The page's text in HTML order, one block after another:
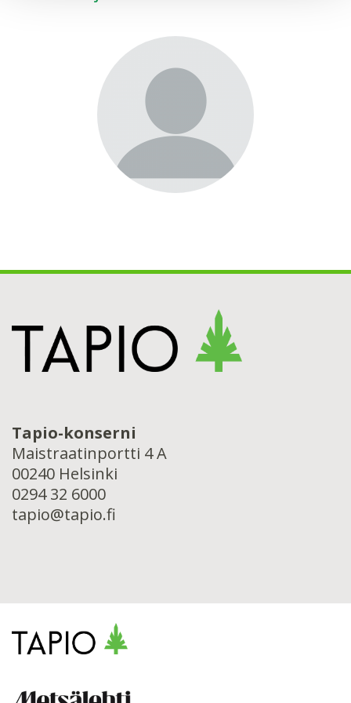
Tapio-konserni
Maistraatinportti 4 A
00240 Helsinki
0294 32 6000
tapio@tapio.fi